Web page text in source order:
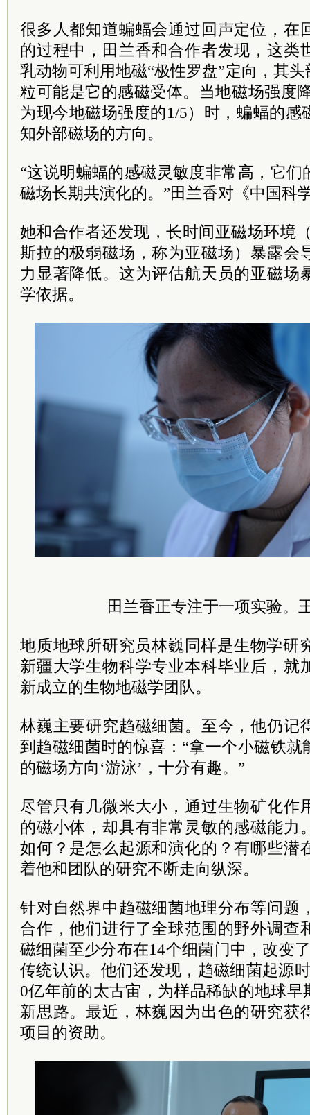
很多人都知道蝙蝠会通过回声定位，在
的过程中，田兰香和合作者发现，这类
乳动物可利用地磁“极性罗盘”定向，其
粒可能是它的感磁受体。当地磁场强度
为现今地磁场强度的1/5）时，蝙蝠的感
知外部磁场的方向。
“这说明蝙蝠的感磁灵敏度非常高，它
磁场长期共演化的。”田兰香对《中国科
她和合作者还发现，长时间亚磁场环境
斯拉的极弱磁场，称为亚磁场）暴露会
力显著降低。这为评估航天员的亚磁场
学依据。
田兰香正专注于一项实验。
地质地球所研究员林巍同样是生物学研
新疆大学生物科学专业本科毕业后，就
新成立的生物地磁学团队。
林巍主要研究趋磁细菌。至今，他仍记
到趋磁细菌时的惊喜：“拿一个小磁铁
的磁场方向‘游泳’，十分有趣。”
尽管只有几微米大小，通过生物矿化作
的磁小体，却具有非常灵敏的感磁能力
如何？是怎么起源和演化的？有哪些潜
着他和团队的研究不断走向纵深。
针对自然界中趋磁细菌地理分布等问题
合作，他们进行了全球范围的野外调查
磁细菌至少分布在14个细菌门中，改变
传统认识。他们还发现，趋磁细菌起源
0亿年前的太古宙，为样品稀缺的地球
新思路。最近，林巍因为出色的研究获
项目的资助。